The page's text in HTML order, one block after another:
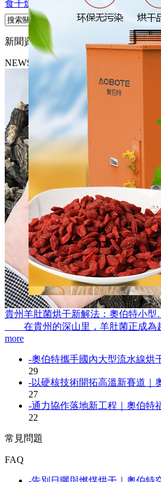
食干燥機
新聞資訊
NEWS
貴州羊肚菌烘干新解法：奧伯特小
在貴州的深山里，羊肚菌正成為
more
-奧伯特攜手國內大型流水線烘
29
-以硬核技術開拓高溫新賽道
27
-通力協作落地新工程｜奧伯特
22
常見問題
FAQ